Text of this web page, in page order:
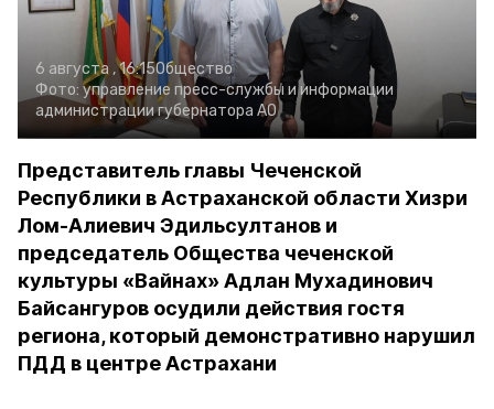
6 августа , 16:15Общество
Фото: управление пресс-службы и информации
администрации губернатора АО
Представитель главы Чеченской
Республики в Астраханской области Хизри
Лом-Алиевич Эдильсултанов и
председатель Общества чеченской
культуры «Вайнах» Адлан Мухадинович
Байсангуров осудили действия гостя
региона, который демонстративно нарушил
ПДД в центре Астрахани